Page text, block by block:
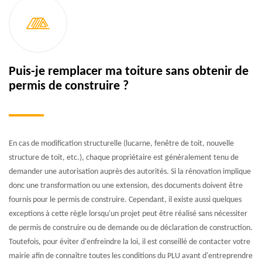
Puis-je remplacer ma toiture sans obtenir de
permis de construire ?
En cas de modification structurelle (lucarne, fenêtre de toit, nouvelle
structure de toit, etc.), chaque propriétaire est généralement tenu de
demander une autorisation auprès des autorités. Si la rénovation implique
donc une transformation ou une extension, des documents doivent être
fournis pour le permis de construire. Cependant, il existe aussi quelques
exceptions à cette règle lorsqu'un projet peut être réalisé sans nécessiter
de permis de construire ou de demande ou de déclaration de construction.
Toutefois, pour éviter d'enfreindre la loi, il est conseillé de contacter votre
mairie afin de connaître toutes les conditions du PLU avant d'entreprendre